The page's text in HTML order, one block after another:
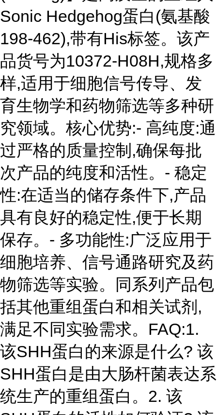
Sonic Hedgehog蛋白(氨基酸
198-462),带有His标签。该产
品货号为10372-H08H,规格多
样,适用于细胞信号传导、发
育生物学和药物筛选等多种研
究领域。核心优势:- 高纯度:通
过严格的质量控制,确保每批
次产品的纯度和活性。- 稳定
性:在适当的储存条件下,产品
具有良好的稳定性,便于长期
保存。- 多功能性:广泛应用于
细胞培养、信号通路研究及药
物筛选等实验。同系列产品包
括其他重组蛋白和相关试剂,
满足不同实验需求。FAQ:1.
该SHH蛋白的来源是什么? 该
SHH蛋白是由大肠杆菌表达系
统生产的重组蛋白。2. 该